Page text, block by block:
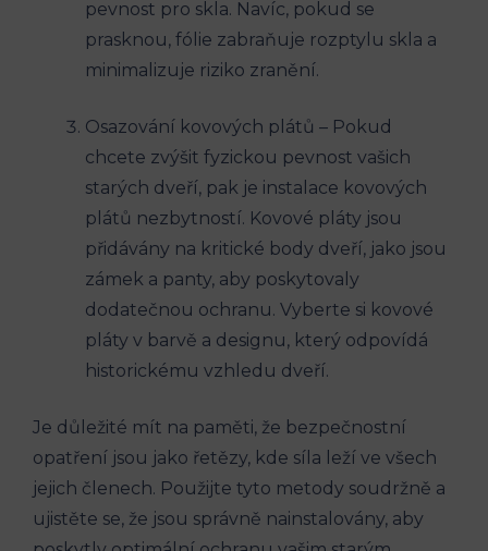
pevnost pro skla. Navíc, pokud se
prasknou, fólie zabraňuje rozptylu skla a
minimalizuje riziko zranění.
Osazování kovových plátů – Pokud
chcete zvýšit fyzickou pevnost vašich
starých dveří, pak je instalace kovových
plátů nezbytností. Kovové pláty jsou
přidávány na kritické body dveří, jako jsou
zámek a panty, aby poskytovaly
dodatečnou ochranu. Vyberte si kovové
pláty v barvě a designu, který odpovídá
historickému vzhledu dveří.
Je důležité mít na paměti, že bezpečnostní
opatření jsou jako řetězy, kde síla leží ve všech
jejich členech. Použijte tyto metody soudržně a
ujistěte se, že jsou správně nainstalovány, aby